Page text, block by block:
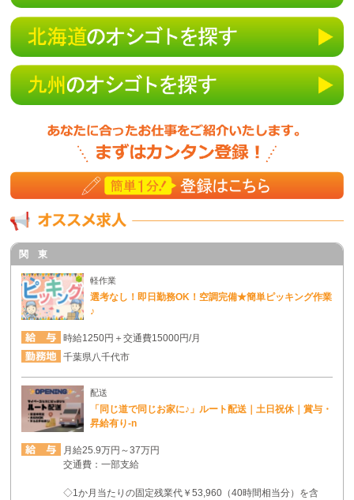
関 東
軽作業
選考なし！即日勤務OK！空調完備★簡単ピッキング作業
♪
時給1250円＋交通費15000円/月
千葉県八千代市
配送
「同じ道で同じお家に♪」ルート配送｜土日祝休｜賞与・
昇給有り-n
月給25.9万円～37万円
交通費：一部支給
◇1か月当たりの固定残業代￥53,960（40時間相当分）を含